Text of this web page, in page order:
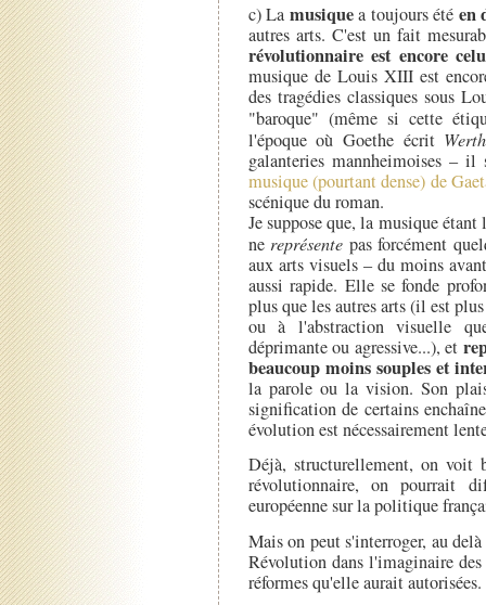
c) La musiquea toujours été en
autres arts. C'est un fait
révolutionnaire est encore
musique de Louis XIII est
des tragédies classiques sous
"baroque" (même si cette
l'époque où Goethe écrit
galanteries mannheimoises –
musique (pourtant dense) de
scénique du roman.
Je suppose que, la musique
nereprésente pas forcément
aux arts visuels – du moins
aussi rapide. Elle se fonde
plus que les autres arts (il est
ou à l'abstraction visuelle
déprimante ou agressive...), et
beaucoup moins souples et
la parole ou la vision. Son
signification de certains
évolution est nécessairement
Déjà, structurellement, on voit
révolutionnaire, on pourrait
européenne sur la politique
Mais on peut s'interroger, au
Révolution dans l'imaginaire
réformes qu'elle aurait autorisées.